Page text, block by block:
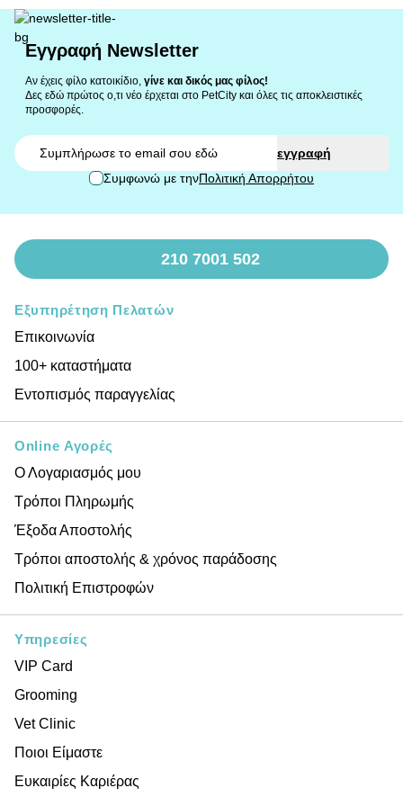
Εγγραφή Newsletter
Αν έχεις φίλο κατοικίδιο, γίνε και δικός μας φίλος!
Δες εδώ πρώτος ο,τι νέο έρχεται στο PetCity και όλες τις αποκλειστικές
προσφορές.
εγγραφή
Συμφωνώ με τηνΠολιτική Απορρήτου
210 7001 502
Εξυπηρέτηση Πελατών
Επικοινωνία
100+ καταστήματα
Εντοπισμός παραγγελίας
Online Αγορές
Ο Λογαριασμός μου
Τρόποι Πληρωμής
Έξοδα Αποστολής
Τρόποι αποστολής & χρόνος παράδοσης
Πολιτική Επιστροφών
Υπηρεσίες
VIP Card
Grooming
Vet Clinic
Ποιοι Είμαστε
Ευκαιρίες Καριέρας